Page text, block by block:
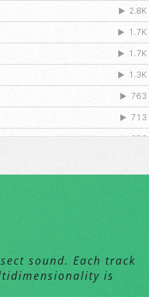
sound. Each track
is